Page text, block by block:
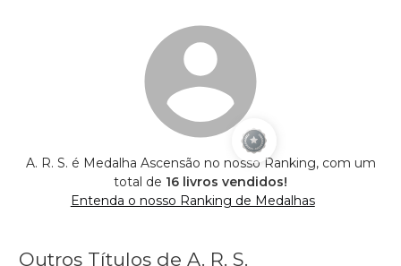
A. R. S. é Medalha Ascensão no nosso Ranking, com um
total de 16 livros vendidos!
Entenda o nosso Ranking de Medalhas
Outros Títulos de A. R. S.